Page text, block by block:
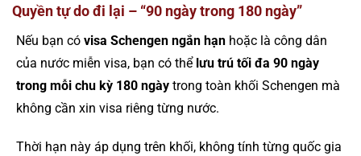
Quyền tự do đi lại – “90 ngày trong 180 ngày”
Nếu bạn có visa Schengen ngắn hạn hoặc là công dân
của nước miễn visa, bạn có thể lưu trú tối đa 90 ngày
trong mỗi chu kỳ 180 ngày trong toàn khối Schengen mà
không cần xin visa riêng từng nước.
Thời hạn này áp dụng trên khối, không tính từng quốc gia